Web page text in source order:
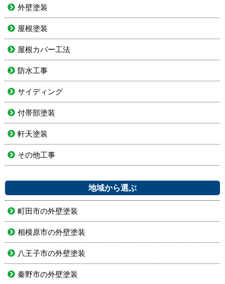
外壁塗装
屋根塗装
屋根カバー工法
防水工事
サイディング
付帯部塗装
軒天塗装
その他工事
地域から選ぶ
町田市の外壁塗装
相模原市の外壁塗装
八王子市の外壁塗装
秦野市の外壁塗装